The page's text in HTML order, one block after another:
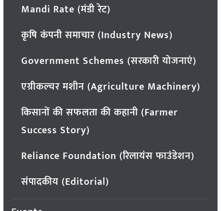
Mandi Rate (मंडी रेट)
कृषि कंपनी समाचार (Industry News)
Government Schemes (सरकारी योजनाएं)
एग्रीकल्चर मशीन (Agriculture Machinery)
किसानों की सफलता की कहानी (Farmer
Success Story)
Reliance Foundation (रिलायंस फाउंडेशन)
संपादकीय (Editorial)